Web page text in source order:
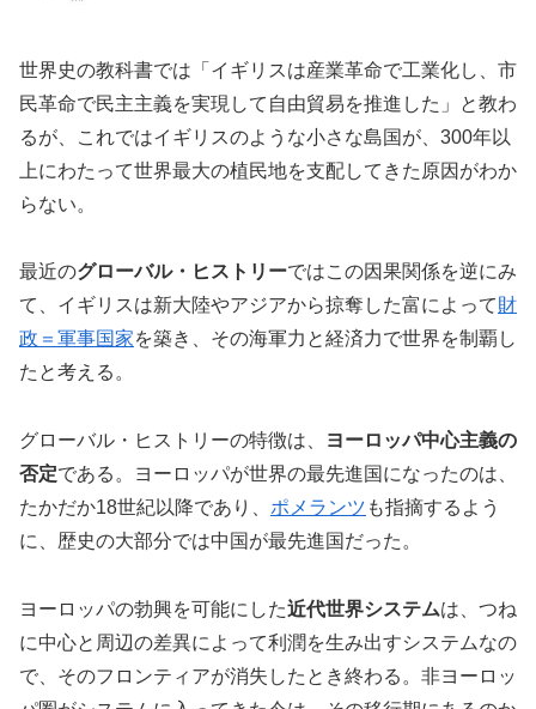
世界史の教科書では「イギリスは産業革命で工業化し、市
民革命で民主主義を実現して自由貿易を推進した」と教わ
るが、これではイギリスのような小さな島国が、300年以
上にわたって世界最大の植民地を支配してきた原因がわか
らない。
最近のグローバル・ヒストリーではこの因果関係を逆にみ
て、イギリスは新大陸やアジアから掠奪した富によって財
政＝軍事国家を築き、その海軍力と経済力で世界を制覇し
たと考える。
グローバル・ヒストリーの特徴は、
ヨーロッパ中心主義の
否定である。ヨーロッパが世界の最先進国になったのは、
たかだか18世紀以降であり、 ポメランツ も指摘するよう
に、歴史の大部分では中国が最先進国だった。
ヨーロッパの勃興を可能にした近代世界システムは、つね
に中心と周辺の差異によって利潤を生み出すシステムなの
で、そのフロンティアが消失したとき終わる。非ヨーロッ